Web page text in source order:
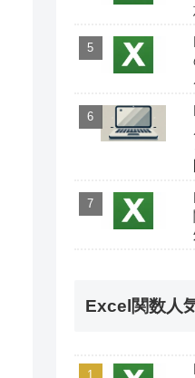
Excel関数人